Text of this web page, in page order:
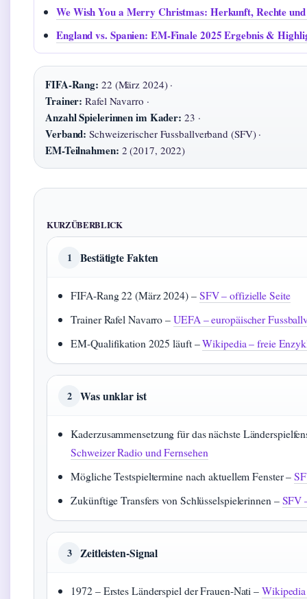
We Wish You a Merry Christmas: Herkunft, Rechte und
England vs. Spanien: EM-Finale 2025 Ergebnis &
FIFA-Rang: 22 (März 2024) ·
Trainer: Rafel Navarro ·
Anzahl Spielerinnen im Kader: 23 ·
Verband: Schweizerischer Fussballverband (SFV) ·
EM-Teilnahmen: 2 (2017, 2022)
KURZÜBERBLICK
1 Bestätigte Fakten
FIFA-Rang 22 (März 2024) –SFV – offizielle Seite
Trainer Rafel Navarro –UEFA – europäischer
EM-Qualifikation 2025 läuft –Wikipedia – freie
2 Was unklar ist
Kaderzusammensetzung für das nächste
Schweizer Radio und Fernsehen
Mögliche Testspieltermine nach aktuellem Fenster –
Zukünftige Transfers von Schlüsselspielerinnen –SFV
3 Zeitleisten-Signal
1972 – Erstes Länderspiel der Frauen-Nati –